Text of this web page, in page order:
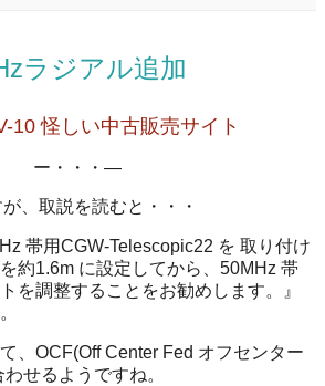
ラジアル追加
10 怪しい中古販売サイト
ー・・・—
、取説を読むと・・・
帯用CGW-Telescopic22 を 取り付け
約1.6m に設定してから、50MHz 帯
を調整することをお勧めします。』
、OCF(Off Center Fed オフセンター
せるようですね。